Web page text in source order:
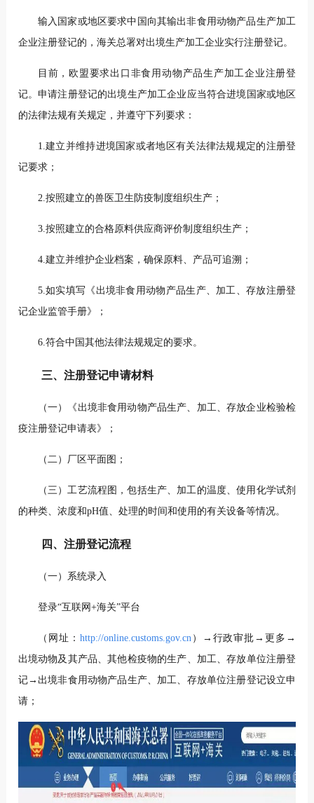
输入国家或地区要求中国向其输出非食用动物产品生产加工
企业注册登记的，海关总署对出境生产加工企业实行注册登记。
目前，欧盟要求出口非食用动物产品生产加工企业注册登
记。申请注册登记的出境生产加工企业应当符合进境国家或地区
的法律法规有关规定，并遵守下列要求：
1.建立并维持进境国家或者地区有关法律法规规定的注册登
记要求；
2.按照建立的兽医卫生防疫制度组织生产；
3.按照建立的合格原料供应商评价制度组织生产；
4.建立并维护企业档案，确保原料、产品可追溯；
5.如实填写《出境非食用动物产品生产、加工、存放注册登
记企业监管手册》；
6.符合中国其他法律法规规定的要求。
三、注册登记申请材料
（一）《出境非食用动物产品生产、加工、存放企业检验检
疫注册登记申请表》；
（二）厂区平面图；
（三）工艺流程图，包括生产、加工的温度、使用化学试剂
的种类、浓度和pH值、处理的时间和使用的有关设备等情况。
四、注册登记流程
（一）系统录入
登录“互联网+海关”平台
（网址： http://online.customs.gov.cn ）→行政审批→更多→
出境动物及其产品、其他检疫物的生产、加工、存放单位注册登
记→出境非食用动物产品生产、加工、存放单位注册登记设立申
请；